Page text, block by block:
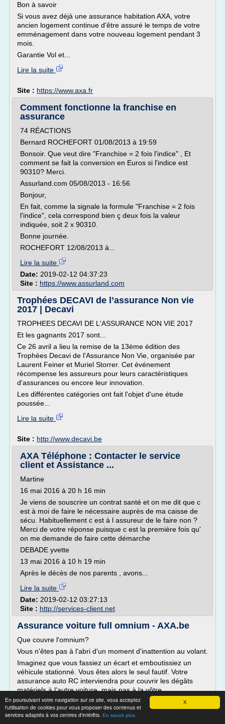
X
En poursuivant votre navigation sur ce site, vous acceptez
l'utilisation de cookies pour vous proposer des contenus et
services adaptés à vos centres d'intérêts. En savoir plus
Bon à savoir
Si vous avez déjà une assurance habitation AXA, votre
ancien logement continue d'être assuré le temps de votre
emménagement dans votre nouveau logement pendant 3
mois.
Garantie Vol et...
Lire la suite
Site : https://www.axa.fr
Comment fonctionne la franchise en
assurance
74 RÉACTIONS
Bernard ROCHEFORT 01/08/2013 à 19:59
Bonsoir. Que veut dire "Franchise = 2 fois l'indice" , Et
comment se fait la conversion en Euros si l'indice est
90310? Merci.
Assurland.com 05/08/2013 - 16:56
Bonjour,
En fait, comme la signale la formule "Franchise = 2 fois
l'indice", cela correspond bien ç deux fois la valeur
indiquée, soit 2 x 90310.
Bonne journée.
ROCHEFORT 12/08/2013 à...
Lire la suite
Date: 2019-02-12 04:37:23
Site : https://www.assurland.com
Trophées DECAVI de l’assurance Non vie
2017 | Decavi
TROPHEES DECAVI DE L'ASSURANCE NON VIE 2017
Et les gagnants 2017 sont...
Ce 26 avril a lieu la remise de la 13ème édition des
Trophées Decavi de l'Assurance Non Vie, organisée par
Laurent Feiner et Muriel Storrer. Cet événement
récompense les assureurs pour leurs caractéristiques
d'assurances ou encore leur innovation.
Les différentes catégories ont fait l'objet d'une étude
poussée...
Lire la suite
Site : http://www.decavi.be
AXA Téléphone : Contacter le service
client et Assistance ...
Martine
16 mai 2016 à 20 h 16 min
Je viens de souscrire un contrat santé et on me dit que c
est à moi de faire le nécessaire auprès de ma caisse de
sécu. Habituellement c est à l assureur de le faire non ?
Merci de votre réponse puisque c est la première fois qu'
on me demande de faire cette démarche
DEBADE yvette
13 mai 2016 à 10 h 19 min
Après le décès de nos parents , avons...
Lire la suite
Date: 2019-02-12 03:27:13
Site : http://services-client.net
Assurance voiture full omnium - AXA.be
Que couvre l'omnium?
Vous n'êtes pas à l'abri d'un moment d'inattention au volant.
Imaginez que vous fassiez un écart et emboutissiez un
véhicule stationné. Vous êtes alors le seul fautif. Votre
assurance auto RC interviendra pour couvrir les dégâts
matériels à l'autre voiture, mais pas à la vôtre.
Heureusement, il y a l'assurance confort auto - omnium
d'AXA!
Que couvre l'omnium par...